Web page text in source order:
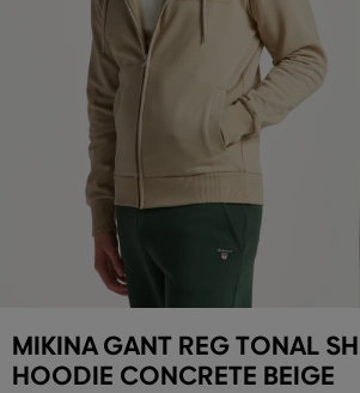
MIKINA GANT REG TONAL
HOODIE CONCRETE BEIGE